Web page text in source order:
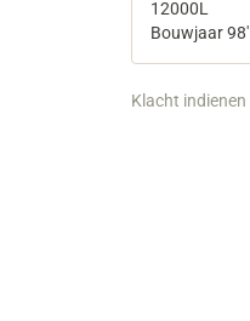
12000L
Bouwjaar 98'
Klacht indienen